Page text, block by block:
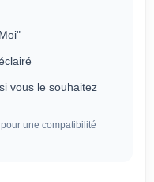
vous le souhaitez
une compatibilité